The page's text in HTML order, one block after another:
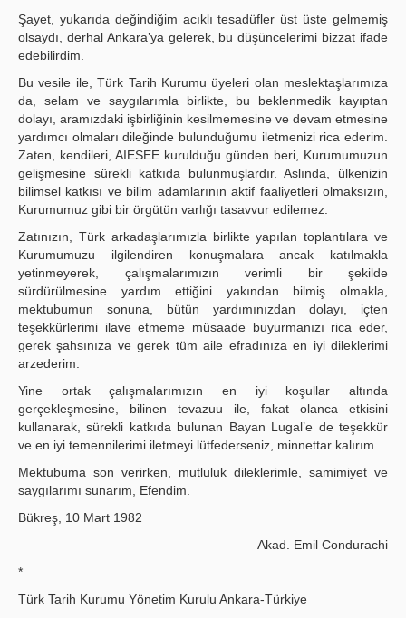
Şayet, yukarıda değindiğim acıklı tesadüfler üst üste gelmemiş
olsaydı, derhal Ankara’ya gelerek, bu düşüncelerimi bizzat ifade
edebilirdim.
Bu vesile ile, Türk Tarih Kurumu üyeleri olan meslektaşlarımıza
da, selam ve saygılarımla birlikte, bu beklenmedik kayıptan
dolayı, aramızdaki işbirliğinin kesilmemesine ve devam etmesine
yardımcı olmaları dileğinde bulunduğumu iletmenizi rica ederim.
Zaten, kendileri, AIESEE kurulduğu günden beri, Kurumumuzun
gelişmesine sürekli katkıda bulunmuşlardır. Aslında, ülkenizin
bilimsel katkısı ve bilim adamlarının aktif faaliyetleri olmaksızın,
Kurumumuz gibi bir örgütün varlığı tasavvur edilemez.
Zatınızın, Türk arkadaşlarımızla birlikte yapılan toplantılara ve
Kurumumuzu ilgilendiren konuşmalara ancak katılmakla
yetinmeyerek, çalışmalarımızın verimli bir şekilde
sürdürülmesine yardım ettiğini yakın­dan bilmiş olmakla,
mektubumun sonuna, bütün yardımınızdan dolayı, içten
teşekkürlerimi ilave etmeme müsaade buyurmanızı rica eder,
gerek şahsınıza ve gerek tüm aile efradınıza en iyi dileklerimi
arzederim.
Yine ortak çalışmalarımızın en iyi koşullar altında
gerçekleşmesine, bilinen tevazuu ile, fakat olanca etkisini
kullanarak, sürekli katkıda bulunan Bayan Lugal’e de teşekkür
ve en iyi temennilerimi iletmeyi lütfederseniz, minnettar kalırım.
Mektubuma son verirken, mutluluk dileklerimle, samimiyet ve
saygılarımı sunarım, Efendim.
Bükreş, 10 Mart 1982
Akad. Emil Condurachi
*
Türk Tarih Kurumu Yönetim Kurulu Ankara-Türkiye